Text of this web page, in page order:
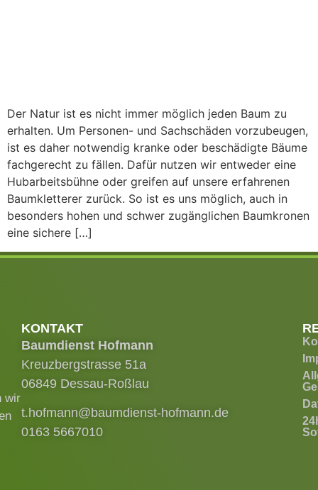
Der Natur ist es nicht immer möglich jeden Baum zu
erhalten. Um Personen- und Sachschäden vorzubeugen,
ist es daher notwendig kranke oder beschädigte Bäume
fachgerecht zu fällen. Dafür nutzen wir entweder eine
Hubarbeitsbühne oder greifen auf unsere erfahrenen
Baumkletterer zurück. So ist es uns möglich, auch in
besonders hohen und schwer zugänglichen Baumkronen
eine sichere […]
KONTAKT
Baumdienst Hofmann
Kreuzbergstrasse 51a
06849 Dessau-Roßlau
t.hofmann@baumdienst-hofmann.de
0163 5667010
wir